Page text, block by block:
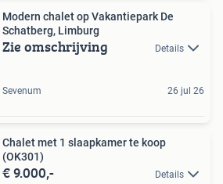
Modern chalet op Vakantiepark De
Schatberg, Limburg
Zie omschrijving Details
Sevenum 26 jul 26
Chalet met 1 slaapkamer te koop
(OK301)
€ 9.000,- Details